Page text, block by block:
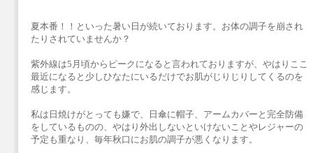
夏本番！！といった暑い日が続いております。お体の調子を崩され
たりされていませんか？
紫外線は5月頃からピークになると言われておりますが、やはりここ
最近になると少しひなたにいるだけでお肌がじりじりしてくるのを
感じます。
私は日焼けがとっても嫌で、日傘に帽子、アームカバーと完全防備
をしているものの、やはり外出しないといけないことやレジャーの
予定も重なり、毎年秋口にお肌の調子が悪くなります。